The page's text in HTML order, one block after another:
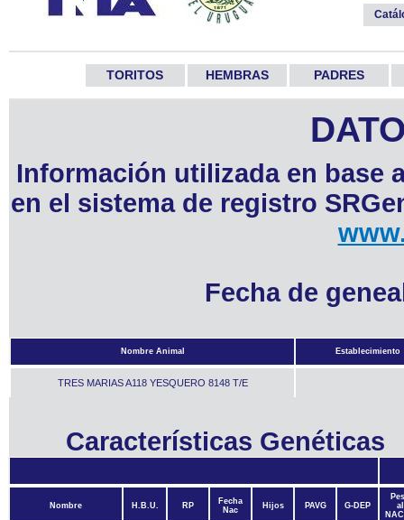
TORITOS HEMBRAS PADRES
Información utilizada en base
en el sistema de registro
Fecha de
Nombre Animal Establecimiento
TRES MARIAS A118 YESQUERO 8148 T/E
Características Genéticas
Nombre H.B.U. RP
Fecha
Nac
Hijos PAVG G-DEP
al